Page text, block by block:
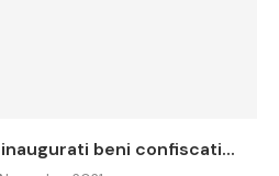
beni confiscati...